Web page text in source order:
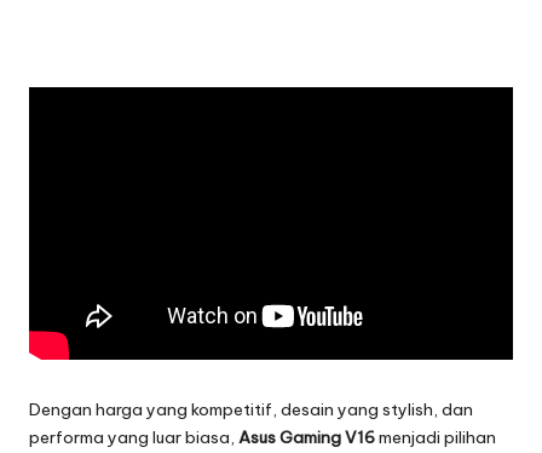
Dengan harga yang kompetitif, desain yang stylish, dan
performa yang luar biasa, Asus Gaming V16menjadi pilihan